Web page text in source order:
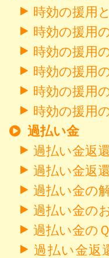
時効の援用
時効の援用
時効の援用
時効の援用
時効の援用
時効の援用
過払い金
過払い金返
過払い金返
過払い金の
過払い金の
過払い金の
過払い金返